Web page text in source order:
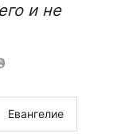
и не
Евангелие